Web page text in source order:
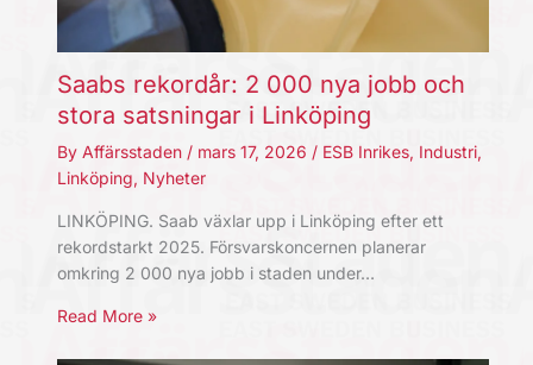
Saabs rekordår: 2 000 nya jobb och
stora satsningar i Linköping
By Affärsstaden / mars 17, 2026 / ESB Inrikes, Industri,
Linköping, Nyheter
LINKÖPING. Saab växlar upp i Linköping efter ett
rekordstarkt 2025. Försvarskoncernen planerar
omkring 2 000 nya jobb i staden under…
Read More »